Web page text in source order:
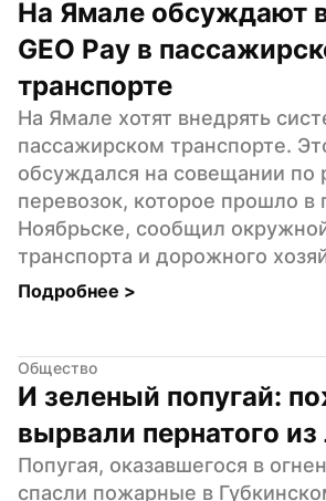
На Ямале обсуждают
GEO Pay в
транспорте
На Ямале хотят внедрять
пассажирском транспорте.
обсуждался на совещании по
перевозок, которое прошло в
Ноябрьске, сообщил
транспорта и дорожного
Подробнее >
Общество
И зеленый попугай:
вырвали пернатого
Попугая, оказавшегося в
спасли пожарные в